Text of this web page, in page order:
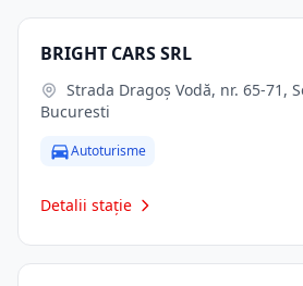
BRIGHT CARS SRL
Bucuresti
Autoturisme
Detalii stație